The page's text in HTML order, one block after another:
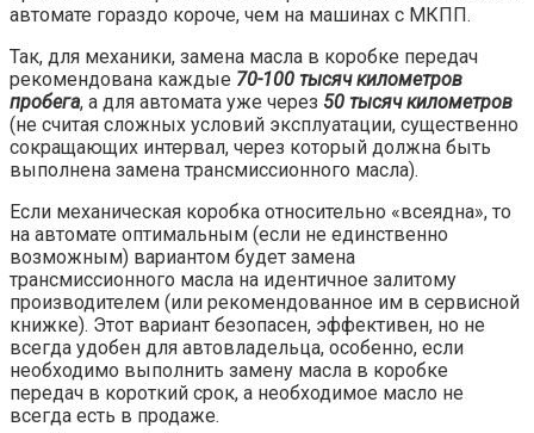
автомате гораздо короче, чем на машинах с МКПП.
Так, для механики, замена масла в коробке передач
рекомендована каждые 70-100 тысяч километров
пробега, а для автомата уже через 50 тысяч километров
(не считая сложных условий эксплуатации, существенно
сокращающих интервал, через который должна быть
выполнена замена трансмиссионного масла).
Если механическая коробка относительно «всеядна», то
на автомате оптимальным (если не единственно
возможным) вариантом будет замена
трансмиссионного масла на идентичное залитому
производителем (или рекомендованное им в сервисной
книжке). Этот вариант безопасен, эффективен, но не
всегда удобен для автовладельца, особенно, если
необходимо выполнить замену масла в коробке
передач в короткий срок, а необходимое масло не
всегда есть в продаже.